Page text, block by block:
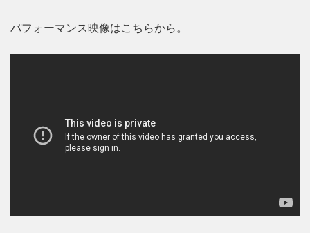
パフォーマンス映像はこちらから。